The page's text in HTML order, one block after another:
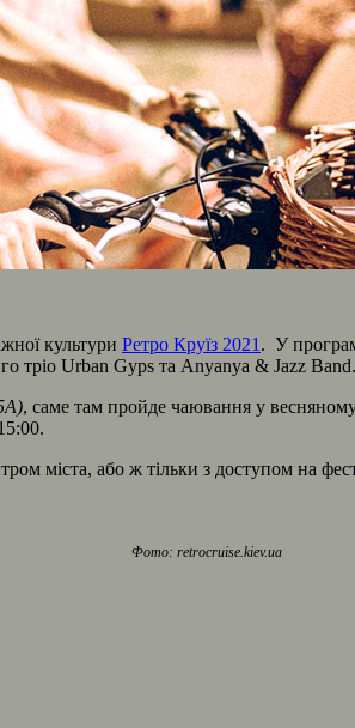
культури Ретро Круїз 2021 . У
тріо Urban Gyps та Anyanya & Jazz
, саме там пройде чаювання у весняному
міста, або ж тільки з доступом на
Фото: retrocruise.kiev.ua